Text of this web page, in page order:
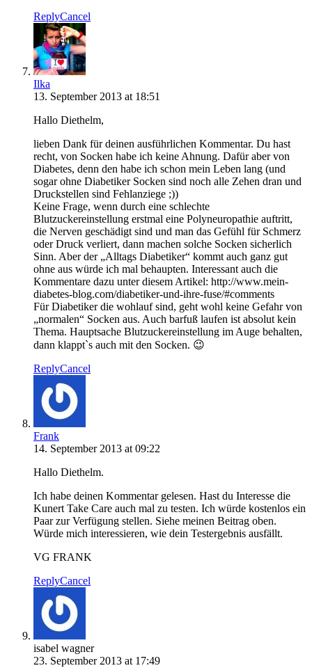
ReplyCancel
Ilka
13. September 2013 at 18:51
Hallo Diethelm,
lieben Dank für deinen ausführlichen Kommentar. Du hast
recht, von Socken habe ich keine Ahnung. Dafür aber von
Diabetes, denn den habe ich schon mein Leben lang (und
sogar ohne Diabetiker Socken sind noch alle Zehen dran und
Druckstellen sind Fehlanziege ;))
Keine Frage, wenn durch eine schlechte
Blutzuckereinstellung erstmal eine Polyneuropathie auftritt,
die Nerven geschädigt sind und man das Gefühl für Schmerz
oder Druck verliert, dann machen solche Socken sicherlich
Sinn. Aber der „Alltags Diabetiker“ kommt auch ganz gut
ohne aus würde ich mal behaupten. Interessant auch die
Kommentare dazu unter diesem Artikel: http://www.mein-
diabetes-blog.com/diabetiker-und-ihre-fuse/#comments
Für Diabetiker die wohlauf sind, geht wohl keine Gefahr von
„normalen“ Socken aus. Auch barfuß laufen ist absolut kein
Thema. Hauptsache Blutzuckereinstellung im Auge behalten,
dann klappt`s auch mit den Socken. 😉
ReplyCancel
Frank
14. September 2013 at 09:22
Hallo Diethelm.
Ich habe deinen Kommentar gelesen. Hast du Interesse die
Kunert Take Care auch mal zu testen. Ich würde kostenlos ein
Paar zur Verfügung stellen. Siehe meinen Beitrag oben.
Würde mich interessieren, wie dein Testergebnis ausfällt.
VG FRANK
ReplyCancel
isabel wagner
23. September 2013 at 17:49